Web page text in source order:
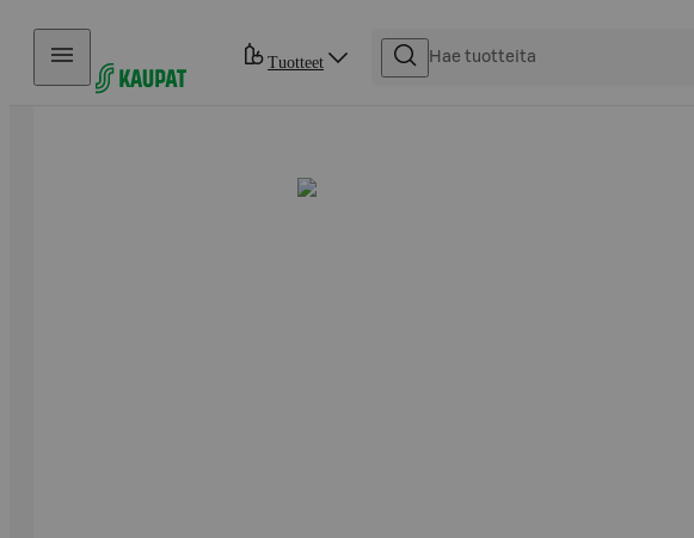
Hyppää sisältöön
Tuotteet